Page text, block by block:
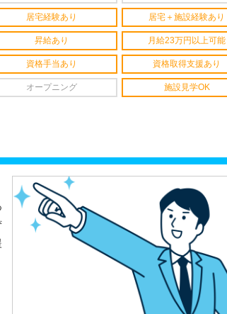
居宅経験あり 居宅＋施設経験あり
昇給あり 月給23万円以上可能
資格手当あり 資格取得支援あり
オープニング 施設見学OK